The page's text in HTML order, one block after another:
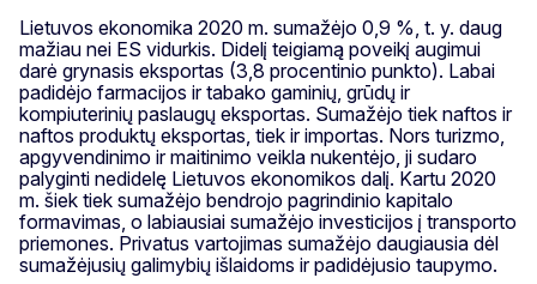
Lietuvos ekonomika 2020 m. sumažėjo 0,9 %, t. y. daug
mažiau nei ES vidurkis. Didelį teigiamą poveikį augimui
darė grynasis eksportas (3,8 procentinio punkto). Labai
padidėjo farmacijos ir tabako gaminių, grūdų ir
kompiuterinių paslaugų eksportas. Sumažėjo tiek naftos ir
naftos produktų eksportas, tiek ir importas. Nors turizmo,
apgyvendinimo ir maitinimo veikla nukentėjo, ji sudaro
palyginti nedidelę Lietuvos ekonomikos dalį. Kartu 2020
m. šiek tiek sumažėjo bendrojo pagrindinio kapitalo
formavimas, o labiausiai sumažėjo investicijos į transporto
priemones. Privatus vartojimas sumažėjo daugiausia dėl
sumažėjusių galimybių išlaidoms ir padidėjusio taupymo.